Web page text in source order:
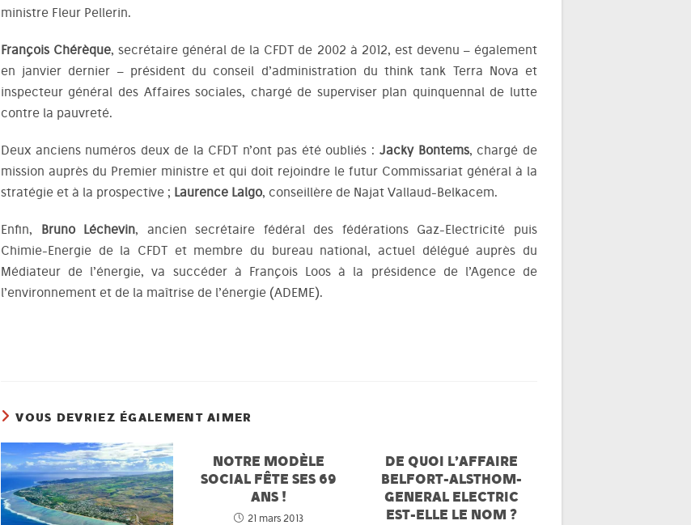
ministre Fleur Pellerin.
François Chérèque, secrétaire général de la CFDT de 2002 à 2012, est devenu – également
en janvier dernier – président du conseil d’administration du think tank Terra Nova et
inspecteur général des Affaires sociales, chargé de superviser plan quinquennal de lutte
contre la pauvreté.
Deux anciens numéros deux de la CFDT n’ont pas été oubliés : Jacky Bontems, chargé de
mission auprès du Premier ministre et qui doit rejoindre le futur Commissariat général à la
stratégie et à la prospective ; Laurence Lalgo, conseillère de Najat Vallaud-Belkacem.
Enfin, Bruno Léchevin, ancien secrétaire fédéral des fédérations Gaz-Electricité puis
Chimie-Energie de la CFDT et membre du bureau national, actuel délégué auprès du
Médiateur de l’énergie, va succéder à François Loos à la présidence de l’Agence de
l’environnement et de la maîtrise de l’énergie (ADEME).
VOUS DEVRIEZ ÉGALEMENT AIMER
NOTRE MODÈLE
SOCIAL FÊTE SES 69
ANS !
21 mars 2013
DE QUOI L’AFFAIRE
BELFORT-ALSTHOM-
GENERAL ELECTRIC
EST-ELLE LE NOM ?